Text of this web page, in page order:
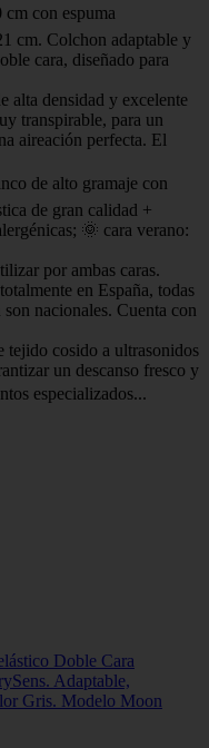
con espuma
cm. Colchon adaptable y
cara, diseñado para
alta densidad y excelente
transpirable, para un
aireación perfecta. El
de alto gramaje con
de gran calidad +
🌞 cara verano:
por ambas caras.
en España, todas
son nacionales. Cuenta con
tejido cosido a ultrasonidos
un descanso fresco y
especializados...
Doble Cara
Adaptable,
Gris. Modelo Moon